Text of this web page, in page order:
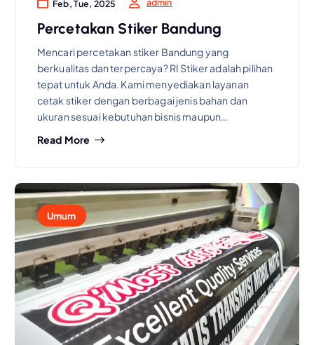
Feb, Tue, 2025 admin
Percetakan Stiker Bandung
Mencari percetakan stiker Bandung yang
berkualitas dan terpercaya? RI Stiker adalah pilihan
tepat untuk Anda. Kami menyediakan layanan
cetak stiker dengan berbagai jenis bahan dan
ukuran sesuai kebutuhan bisnis maupun…
Read More
Umum